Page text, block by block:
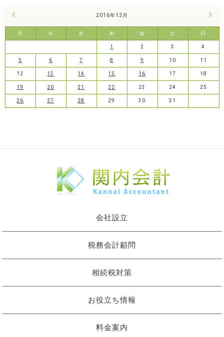
2016年12月
月 火 水 木 金 土 日
1月
1 2 3 4
5 6 7 8 9 10 11
12 13 14 15 16 17 18
19 20 21 22 23 24 25
26 27 28 29 30 31
会社設立
税務会計顧問
相続税対策
お役立ち情報
料金案内